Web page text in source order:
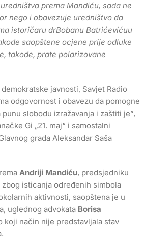
prema Mandiću, sada ne
nego i obavezuje uredništvo da
istoričaru drBobanu Batrićevićuu
saopštene ocjene prije odluke
takođe, prate polarizovane
javnosti, Savjet Radio
odgovornost i obavezu da pomogne
slobodu izražavanja i zaštiti je”,
Gi „21. maj“ i samostalni
grada Aleksandar Saša
Andriji Mandiću, predsjedniku
isticanja određenih simbola
aktivnosti, saopštena je u
uglednog advokata Borisa
koji način nije predstavljala stav